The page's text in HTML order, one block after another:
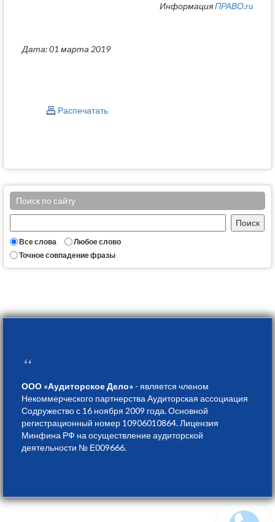
ИнформацияПРАВО.ru
Дата: 01 марта 2019
Распечатать
Поиск по сайту
Все слова
Любое слово
Точное совпадение фразы
“
ООО «Аудиторское Дело» - является членом
Некоммерческого партнерства Аудиторская ассоциация
Содружество с 16 ноября 2009 года. Основной
регистрационный номер 10906010864. Лицензия
Минфина РФ на осуществление аудиторской
деятельности № Е009666.